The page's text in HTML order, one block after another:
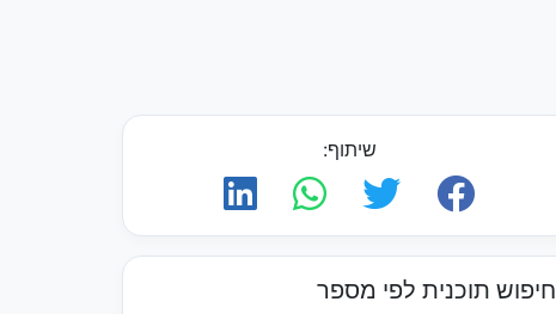
שיתוף:
חיפוש תוכנית לפי מספר